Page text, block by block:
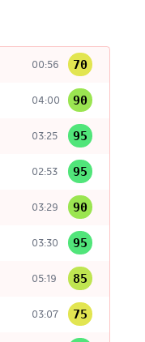
00:56 70
04:00 90
03:25 95
02:53 95
03:29 90
03:30 95
05:19 85
03:07 75